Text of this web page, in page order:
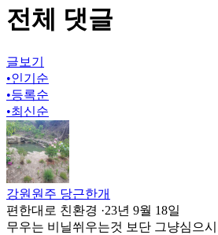
전체 댓글
글보기
•인기순
•등록순
•최신순
강원원주 당근한개
편한대로 친환경 ·23년 9월 18일
무우는 비닐쒸우는것 보단 그냥심으